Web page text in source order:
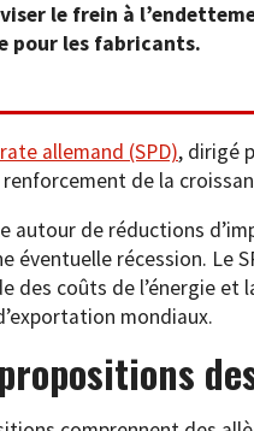
le frein à
pour les fabricants.
allemand (SPD), dirigé
de la
autour de réductions
éventuelle récession. Le
des coûts de l’énergie
mondiaux.